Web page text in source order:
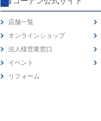
店舗一覧
オンラインショップ
法人様営業窓口
イベント
リフォーム